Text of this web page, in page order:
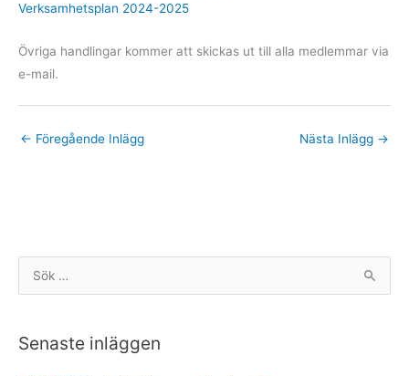
Verksamhetsplan 2024-2025
Övriga handlingar kommer att skickas ut till alla medlemmar via
e-mail.
← Föregående Inlägg Nästa Inlägg →
ö
e
Senaste inläggen